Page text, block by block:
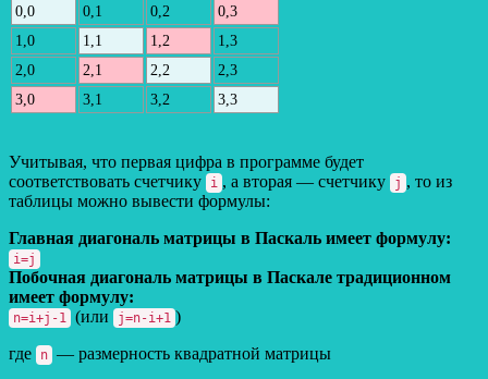
0,0 0,1 0,2
0,3
1,0
1,1 1,2
1,3
2,0
2,1 2,2
2,3
3,0
3,1 3,2 3,3
Учитывая, что первая цифра в программе будет
соответствовать счетчику
i , а вторая — счетчику j , то из
таблицы можно вывести формулы:
Главная диагональ матрицы в Паскаль имеет формулу:
i=j
Побочная диагональ матрицы в Паскале традиционном
имеет формулу:
n=i+j-1 (или j=n-i+1 )
где
n — размерность квадратной матрицы